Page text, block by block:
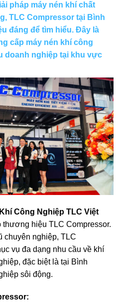
pháp máy nén khí chất
, TLC Compressor tại Bình
đáng để tìm hiểu. Đây là
cấp máy nén khí công
doanh nghiệp tại khu vực
Công Nghiệp TLC Việt
thương hiệu TLC Compressor.
chuyên nghiệp, TLC
vụ đa dạng nhu cầu về khí
, đặc biệt là tại Bình
sôi động.